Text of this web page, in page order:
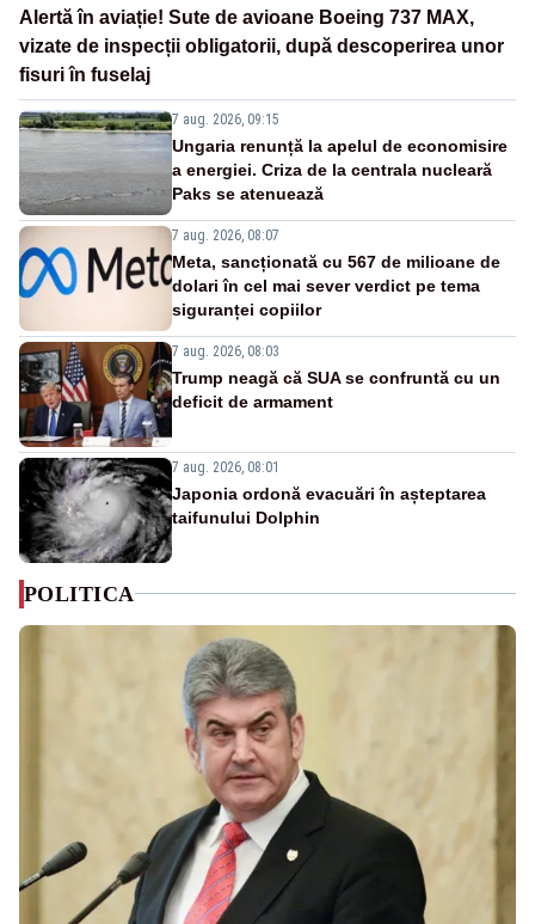
Alertă în aviație! Sute de avioane Boeing 737 MAX,
vizate de inspecții obligatorii, după descoperirea unor
fisuri în fuselaj
7 aug. 2026, 09:15
Ungaria renunță la apelul de economisire
a energiei. Criza de la centrala nucleară
Paks se atenuează
7 aug. 2026, 08:07
Meta, sancționată cu 567 de milioane de
dolari în cel mai sever verdict pe tema
siguranței copiilor
7 aug. 2026, 08:03
Trump neagă că SUA se confruntă cu un
deficit de armament
7 aug. 2026, 08:01
Japonia ordonă evacuări în așteptarea
taifunului Dolphin
POLITICA